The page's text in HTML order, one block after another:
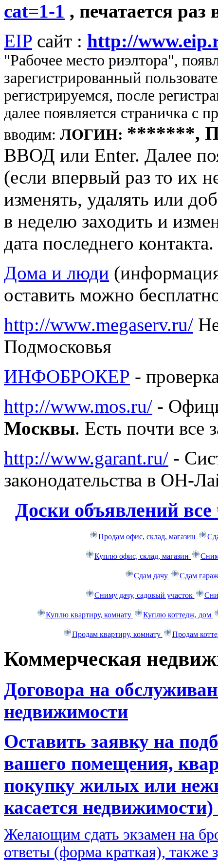
cat=1-1 , печатается раз
EIP сайт : http://
"Рабочее место риэлтора",
зарегистрированный
регистрируемся, после
далее появляется страничка
вводим: ЛОГИН: *******,
ВВОД или Enter. Далее
(если впервый раз то их
изменять, удалять или
в неделю заходить и
дата последнего контакта.
Дома и люди
оставить можно
http://www.megaserv.ru/
Подмосковья
ИНФОБРОКЕР -
http://www.mos.ru/ -
Москвы. Есть почти все
http://www.garant.ru/ -
законодательства в ОН-
Доски объявлений
Продам офис, склад, магазин
Куплю офис, склад, магазин
Сдам дачу Сдам гараж
Сниму дачу, садовый участок
Куплю квартиру, комнату Куплю коттедж, дом
Продам квартиру, комнату Продам
Коммерческая
Договора на
недвижимости
Оставить заявку на
вашего помещения,
покупку жилых или
касается недвижимости)
Желающим сдать экзамен на
ответы (форма краткая), также